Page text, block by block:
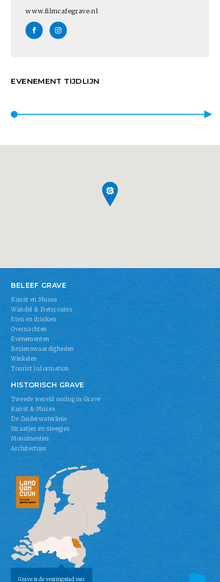
www.filmcafegrave.nl
EVENEMENT TIJDLIJN
BELEEF GRAVE
Kunst en Musea
Wandel & Fietsroutes
Eten en drinken
Overnachten
Evenementen
Bezienswaardigheden
Winkelen
Tourist Information
HISTORISCH GRAVE
Tweede wereld oorlog in Grave
Kunst & Musea
De Zuiderwaterlinie
Straatjes en steegjes
Monumenten
Architectuur
Grave is de vestingstad van